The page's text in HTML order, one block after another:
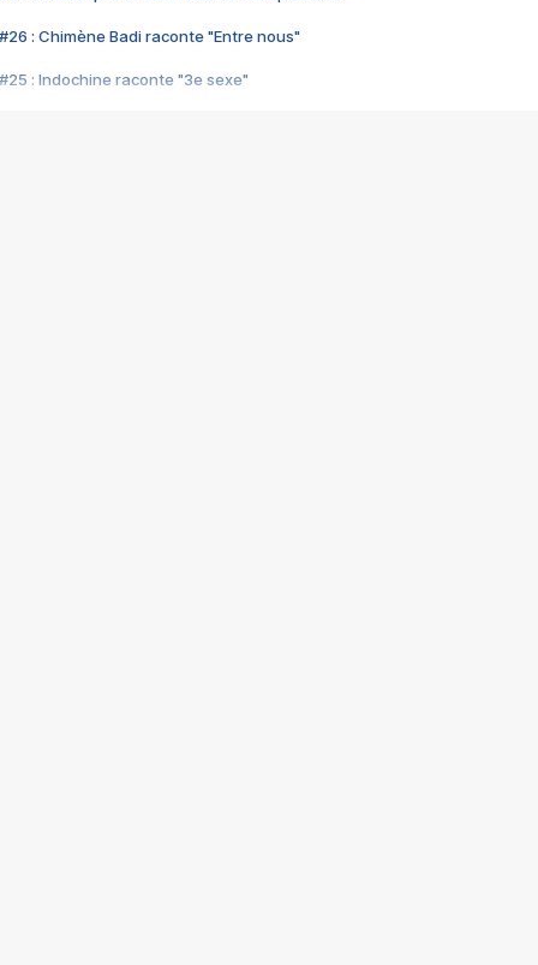
#26 : Chimène Badi raconte "Entre nous"
#25 : Indochine raconte "3e sexe"